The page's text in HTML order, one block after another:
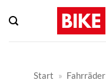
Inhalt
springen
Start » Fahrräder